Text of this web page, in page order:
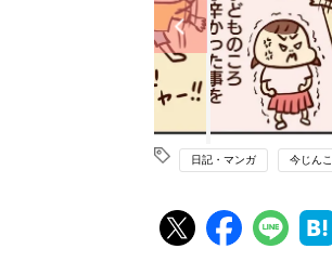
日記・マンガ 今じんこ